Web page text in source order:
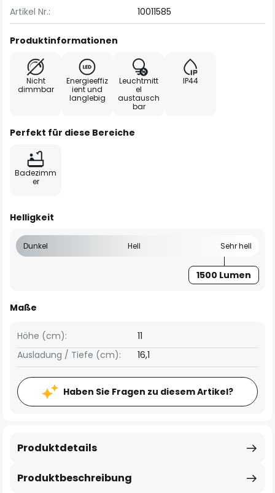
Artikel Nr.: 10011585
Produktinformationen
Nicht
dimmbar
Energieeffiz
ient und
langlebig
Leuchtmitt
el
austausch
bar
IP44
Perfekt für diese Bereiche
Badezimm
er
Helligkeit
Dunkel Hell Sehr hell
1500 Lumen
Maße
Höhe (cm):
11
Ausladung / Tiefe (cm):
16,1
Haben Sie Fragen zu diesem Artikel?
Produktbeschreibung
Produktdetails